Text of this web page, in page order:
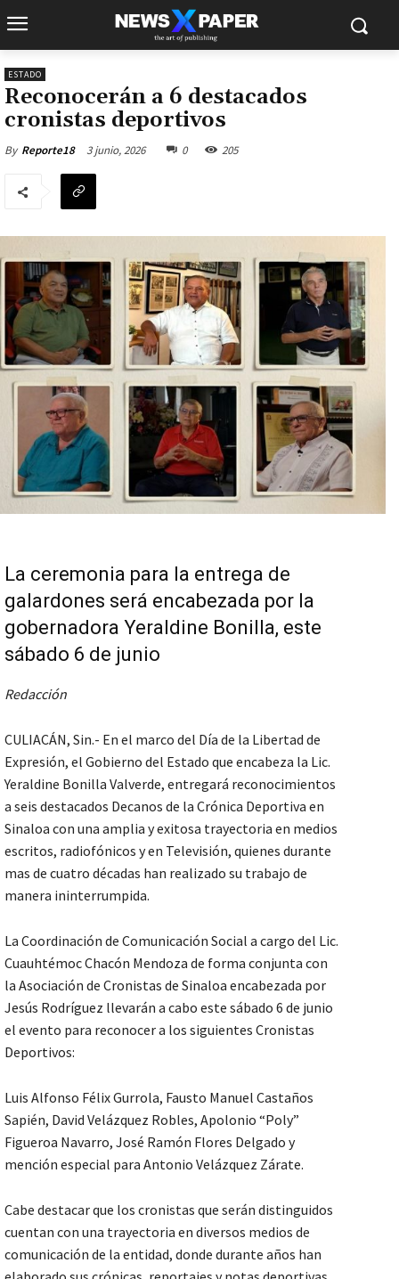
ESTADO
Reconocerán a 6 destacados
cronistas deportivos
By Reporte18 3 junio, 2026 0 205
La ceremonia para la entrega de
galardones será encabezada por la
gobernadora Yeraldine Bonilla, este
sábado 6 de junio
Redacción
CULIACÁN, Sin.- En el marco del Día de la Libertad de
Expresión, el Gobierno del Estado que encabeza la Lic.
Yeraldine Bonilla Valverde, entregará reconocimientos
a seis destacados Decanos de la Crónica Deportiva en
Sinaloa con una amplia y exitosa trayectoria en medios
escritos, radiofónicos y en Televisión, quienes durante
mas de cuatro décadas han realizado su trabajo de
manera ininterrumpida.
La Coordinación de Comunicación Social a cargo del Lic.
Cuauhtémoc Chacón Mendoza de forma conjunta con
la Asociación de Cronistas de Sinaloa encabezada por
Jesús Rodríguez llevarán a cabo este sábado 6 de junio
el evento para reconocer a los siguientes Cronistas
Deportivos:
Luis Alfonso Félix Gurrola, Fausto Manuel Castaños
Sapién, David Velázquez Robles, Apolonio “Poly”
Figueroa Navarro, José Ramón Flores Delgado y
mención especial para Antonio Velázquez Zárate.
Cabe destacar que los cronistas que serán distinguidos
cuentan con una trayectoria en diversos medios de
comunicación de la entidad, donde durante años han